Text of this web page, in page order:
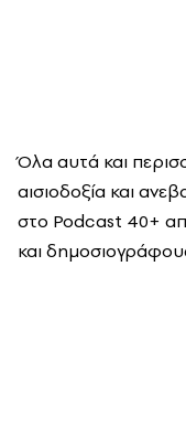
Όλα αυτά και
αισιοδοξία και
στο Podcast 40+
και